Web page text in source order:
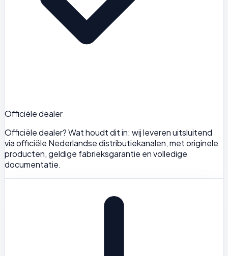
Officiële dealer
Officiële dealer? Wat houdt dit in: wij leveren uitsluitend
via officiële Nederlandse distributiekanalen, met originele
producten, geldige fabrieksgarantie en volledige
documentatie.